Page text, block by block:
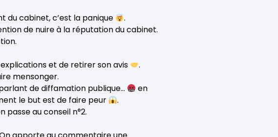
du cabinet, c’est la panique
.
de nuire à la réputation du cabinet.
et de retirer son avis
.
mensonger.
de diffamation publique…
en
le but est de faire peur
.
passe au conseil n°2.